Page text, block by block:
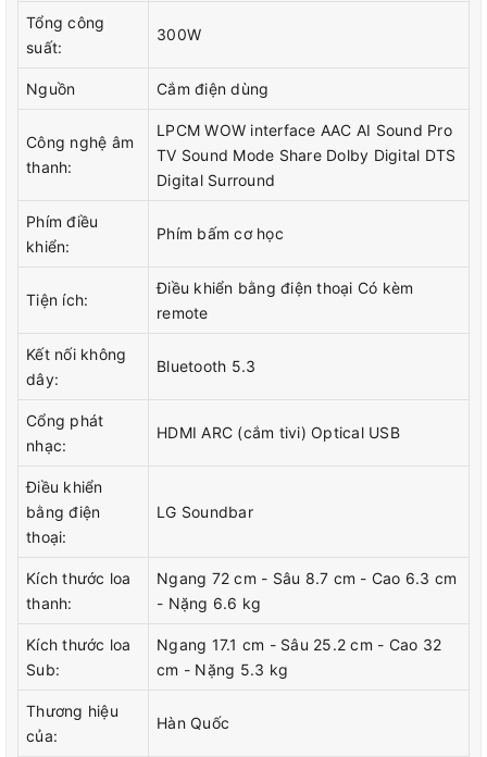
liệu gỗ bọc vải dệt kim
bảo độ bền chắc cũng như tính lâu dài cho sản
*Hình ảnh chỉ mang tính chất minh họa
Công suất
- Loa gồm
kênh âm thanh và tổng công suất là 300W, phù hợp
cho nhu cầu giải trí trong không gian có diện tích từ
50m² trở lên.
Tổng công
suất:
300W
Nguồn Cắm điện dùng
Công nghệ âm
thanh:
LPCM WOW interface AAC AI Sound Pro
TV Sound Mode Share Dolby Digital DTS
Digital Surround
Phím điều
khiển:
Phím bấm cơ học
Tiện ích:
Điều khiển bằng điện thoại Có kèm
remote
Kết nối không
dây:
Bluetooth 5.3
Cổng phát
nhạc:
HDMI ARC (cắm tivi) Optical USB
Điều khiển
bằng điện
thoại:
LG Soundbar
Kích thước loa
thanh:
Ngang 72 cm - Sâu 8.7 cm - Cao 6.3 cm
- Nặng 6.6 kg
Kích thước loa
Sub:
Ngang 17.1 cm - Sâu 25.2 cm - Cao 32
cm - Nặng 5.3 kg
Thương hiệu
của:
Hàn Quốc